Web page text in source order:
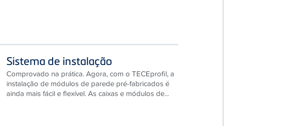
Sistema de instalação
Comprovado na prática. Agora, com o TECEprofil, a
instalação de módulos de parede pré-fabricados é
ainda mais fácil e flexível. As caixas e módulos de...